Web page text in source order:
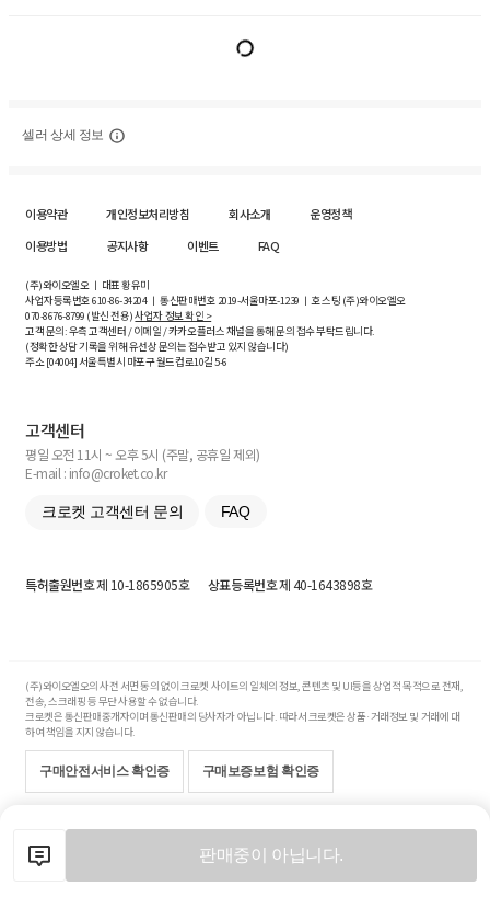
판매중이 아닙니다.
셀러 상세 정보
이용약관 개인정보처리방침 회사소개
운영정책
이용방법
공지사항 이벤트 FAQ
(주)와이오엘오 ㅣ 대표 황유미
사업자등록번호610-86-34204ㅣ 통신판매번호 2019-서울마포-1239 ㅣ 호스팅 (주)와이오엘오
070-8676-8799 (발신 전용)사업자 정보 확인 >
고객 문의: 우측 고객센터 / 이메일 / 카카오플러스 채널을 통해 문의 접수 부탁드립니다.
(정확한 상담 기록을 위해 유선상 문의는 접수받고 있지 않습니다)
주소 [04004] 서울특별시 마포구 월드컵로10길5-6
고객센터
평일 오전 11시 ~ 오후 5시 (주말, 공휴일 제외)
E-mail : info@croket.co.kr
크로켓 고객센터 문의 FAQ
특허출원번호제 10-1865905호 상표등록번호제 40-1643898호
(주)와이오엘오의 사전 서면 동의 없이 크로켓 사이트의 일체의 정보, 콘텐츠 및 UI등을 상업적 목적으로 전재,
전송, 스크래핑 등 무단 사용할 수 없습니다.
크로켓은 통신판매중개자이며 통신판매의 당사자가 아닙니다. 따라서 크로켓은 상품·거래정보 및 거래에 대
하여 책임을 지지 않습니다.
구매안전서비스 확인증 구매보증보험 확인증